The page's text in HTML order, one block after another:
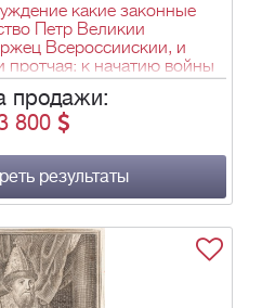
какие законные
Петр Великии
Всероссиискии, и
протчая; к начатию войны
12, шведского 1700 году
[2], 38, 380 с.; 16х10,5 см.
продажи:
800
результаты